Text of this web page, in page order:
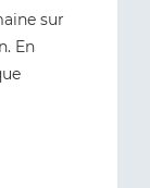
sur
En